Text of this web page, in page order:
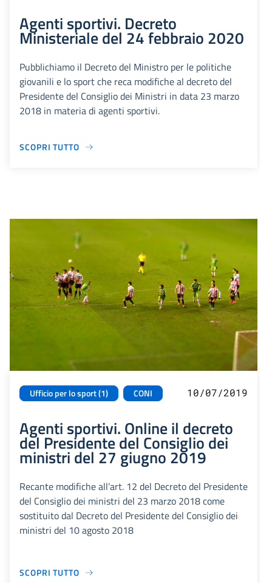
Agenti sportivi. Decreto
Ministeriale del 24 febbraio 2020
Pubblichiamo il Decreto del Ministro per le politiche
giovanili e lo sport che reca modifiche al decreto del
Presidente del Consiglio dei Ministri in data 23 marzo
2018 in materia di agenti sportivi.
SCOPRI TUTTO
Ufficio per lo sport (1) CONI 10/07/2019
Agenti sportivi. Online il decreto
del Presidente del Consiglio dei
ministri del 27 giugno 2019
Recante modifiche all’art. 12 del Decreto del Presidente
del Consiglio dei ministri del 23 marzo 2018 come
sostituito dal Decreto del Presidente del Consiglio dei
ministri del 10 agosto 2018
SCOPRI TUTTO